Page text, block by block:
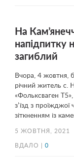
На
напідпитку
загиблий
Вчора, 4 жовтня,
річний житель с.
«Фольксваген
з’їзд з
зіткненням із
5 ЖОВТНЯ, 2021
ВДАЛО | 0